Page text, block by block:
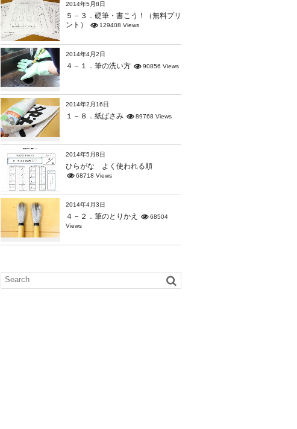
2014年5月8日
５－３．硬筆・書こう！（無料プリ
ント）
129408 Views
2014年4月2日
４－１．筆の洗い方 90856 Views
2014年2月16日
１－８．紙ばさみ 89768 Views
2014年5月8日
ひらがな よく使われる順
68718 Views
2014年4月3日
４－２．筆のとりかえ
68504
Views